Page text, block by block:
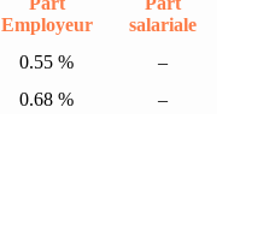
Employeur
salariale
0.55 %
–
0.68 % –